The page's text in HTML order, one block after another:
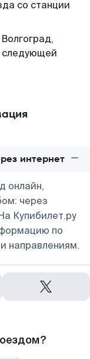
со станции
следующей
интернет
онлайн,
через
Купибилет.ру
по
направлениям.